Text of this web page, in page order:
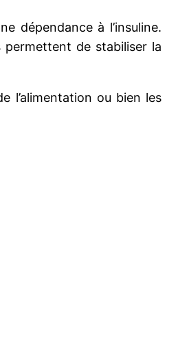
dépendance à l’insuline.
de stabiliser la
l’alimentation ou bien les